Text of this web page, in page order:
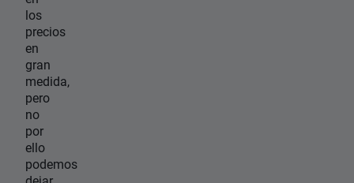
los
precios
en
gran
medida,
pero
no
por
ello
podemos